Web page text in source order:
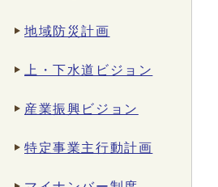
地域防災計画
上・下水道ビジョン
産業振興ビジョン
特定事業主行動計画